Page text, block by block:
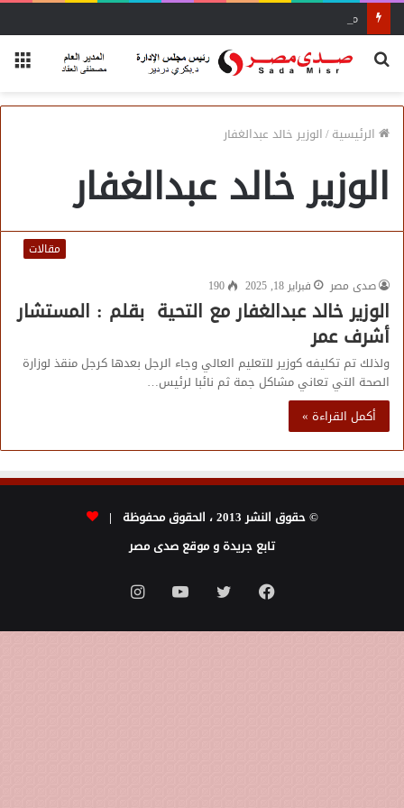
محاضرة مفتي الجمهورية «مسك ختام» فعاليات الفوج الأول
بحث
الرئيسية/الوزير خالد عبدالغفار
الوزير خالد عبدالغفار
مقالات
صدى مصر
فبراير 18, 2025 190
الوزير خالد عبدالغفار مع التحية بقلم : المستشار
أشرف عمر
ولذلك تم تكليفه كوزير للتعليم العالي وجاء الرجل بعدها كرجل منقذ لوزارة
الصحة التي تعاني مشاكل جمة ثم نائبا لرئيس…
أكمل القراءة »
© حقوق النشر 2013 ، الحقوق محفوظة |
تابع جريدة و موقع صدى مصر
فيسبوك تويتر يوتيوبانستقرام